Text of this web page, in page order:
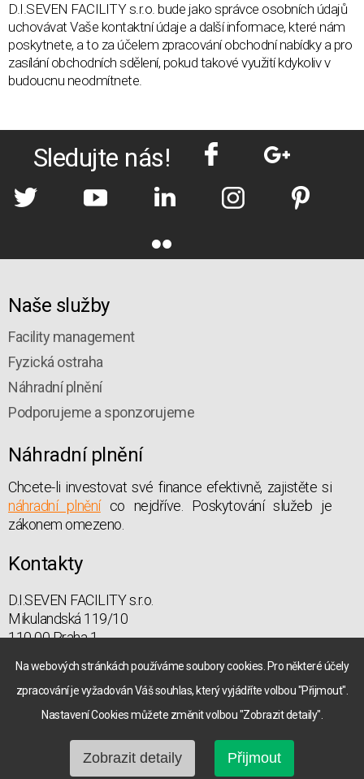
D.I.SEVEN FACILITY s.r.o. bude jako správce osobních údajů
uchovávat Vaše kontaktní údaje a další informace, které nám
poskytnete, a to za účelem zpracování obchodní nabídky a pro
zasílání obchodních sdělení, pokud takové využití kdykoliv v
budoucnu neodmítnete.
Sledujte nás!
Naše služby
Facility management
Fyzická ostraha
Náhradní plnění
Podporujeme a sponzorujeme
Náhradní plnění
Chcete-li investovat své finance efektivně, zajistěte si
náhradní plněníco nejdříve. Poskytování služeb je
zákonem omezeno.
Kontakty
D.I.SEVEN FACILITY s.r.o.
Mikulandská 119/10
110 00 Praha 1
praha@diseven.cz
© 2026 D.I.SEVEN FACILITY s.r.o.Created byVIDIA-DESIGN
Na webových stránkách používáme soubory cookies. Pro některé účely
zpracování je vyžadován Váš souhlas, který vyjádříte volbou "Přijmout".
Nastavení Cookies můžete změnit volbou "Zobrazit detaily".
Zobrazit detaily Přijmout